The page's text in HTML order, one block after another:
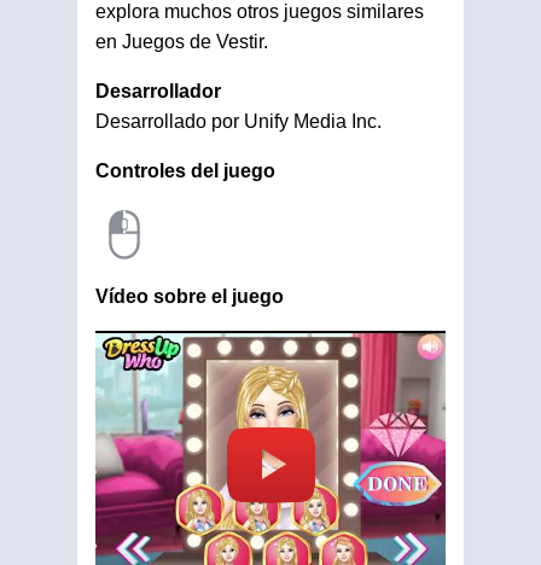
explora muchos otros juegos similares
en Juegos de Vestir.
Desarrollador
Desarrollado por Unify Media Inc.
Controles del juego
Vídeo sobre el juego